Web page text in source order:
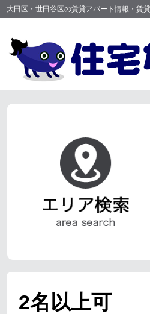
大田区・世田谷区の賃貸アパート情報・賃
2名以上可